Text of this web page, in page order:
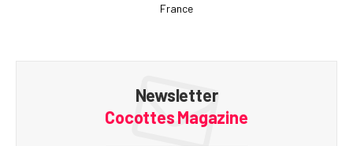
France
Newsletter
Cocottes Magazine